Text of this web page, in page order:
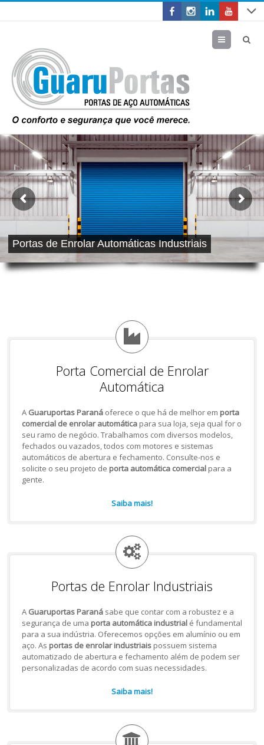
Menu
Portas de Enrolar Automáticas Industriais
Porta Comercial de Enrolar
Automática
A Guaruportas Paranáoferece o que há de melhor em porta
comercial de enrolar automáticapara sua loja, seja qual for o
seu ramo de negócio. Trabalhamos com diversos modelos,
fechados ou vazados, todos com motores e sistemas
automáticos de abertura e fechamento. Consulte-nos e
solicite o seu projeto de porta automática comercialpara a
gente.
Saiba mais!
Portas de Enrolar Industriais
A Guaruportas Paranásabe que contar com a robustez e a
segurança de uma porta automática industrialé fundamental
para a sua indústria. Oferecemos opções em alumínio ou em
aço. As portas de enrolar industriaispossuem sistema
automatizado de abertura e fechamento além de podem ser
personalizadas de acordo com suas necessidades.
Saiba mais!